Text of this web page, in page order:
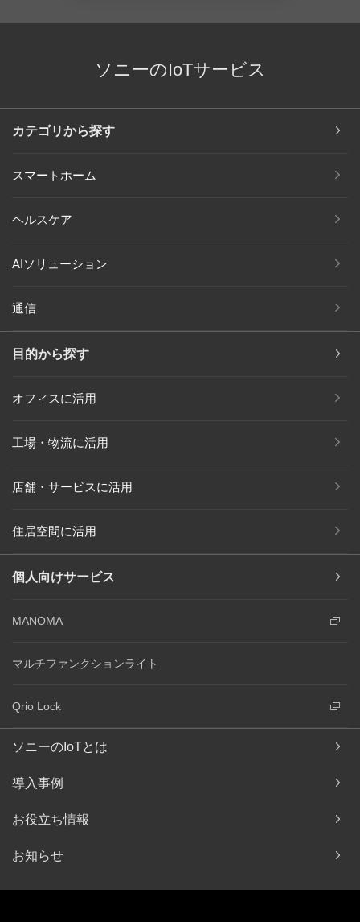
ソニーのIoTサービス
カテゴリから探す
スマートホーム
ヘルスケア
AIソリューション
通信
目的から探す
オフィスに活用
工場・物流に活用
店舗・サービスに活用
住居空間に活用
個人向けサービス
MANOMA
マルチファンクションライト
Qrio Lock
ソニーのIoTとは
導入事例
お役立ち情報
お知らせ